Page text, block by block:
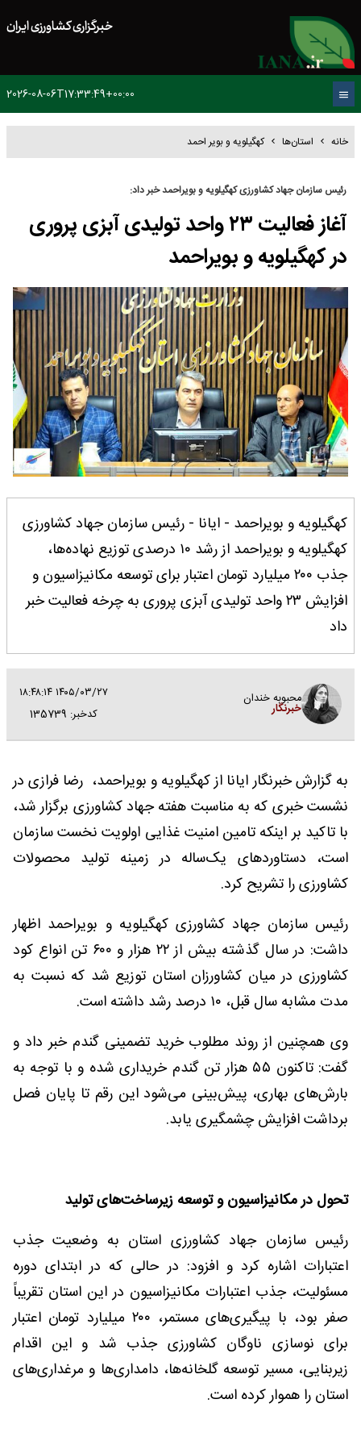
خبرگزاری کشاورزی ایران
2026-08-06T17:33:49+00:00
خانه استان‌ها کهگیلویه و بویر احمد
رئیس سازمان جهاد کشاورزی کهگیلویه و بویراحمد خبر داد:
آغاز فعالیت ۲۳ واحد تولیدی آبزی پروری
در کهگیلویه و بویراحمد
کهگیلویه و بویراحمد - ایانا - رئیس سازمان جهاد کشاورزی
کهگیلویه و بویراحمد از رشد ۱۰ درصدی توزیع نهاده‌ها،
جذب ۲۰۰ میلیارد تومان اعتبار برای توسعه مکانیزاسیون و
افزایش ۲۳ واحد تولیدی آبزی پروری به چرخه فعالیت خبر
داد
محبوبه خندان
خبرنگار
۱۴۰۵/۰۳/۲۷ ۱۸:۴۸:۱۴
کدخبر: 135739
به گزارش خبرنگار ایانا از کهگیلویه و بویراحمد، رضا فرازی در
نشست خبری که به مناسبت هفته جهاد کشاورزی برگزار شد،
با تاکید بر اینکه تامین امنیت غذایی اولویت نخست سازمان
است، دستاوردهای یک‌ساله در زمینه تولید محصولات
کشاورزی را تشریح کرد.
رئیس سازمان جهاد کشاورزی کهگیلویه و بویراحمد اظهار
داشت: در سال گذشته بیش از ۲۲ هزار و ۶۰۰ تن انواع کود
کشاورزی در میان کشاورزان استان توزیع شد که نسبت به
مدت مشابه سال قبل، ۱۰ درصد رشد داشته است.
وی همچنین از روند مطلوب خرید تضمینی گندم خبر داد و
گفت: تاکنون ۵۵ هزار تن گندم خریداری شده و با توجه به
بارش‌های بهاری، پیش‌بینی می‌شود این رقم تا پایان فصل
برداشت افزایش چشمگیری یابد.
تحول در مکانیزاسیون و توسعه زیرساخت‌های تولید
رئیس سازمان جهاد کشاورزی استان به وضعیت جذب
اعتبارات اشاره کرد و افزود: در حالی که در ابتدای دوره
مسئولیت، جذب اعتبارات مکانیزاسیون در این استان تقریباً
صفر بود، با پیگیری‌های مستمر، ۲۰۰ میلیارد تومان اعتبار
برای نوسازی ناوگان کشاورزی جذب شد و این اقدام
زیربنایی، مسیر توسعه گلخانه‌ها، دامداری‌ها و مرغداری‌های
استان را هموار کرده است.